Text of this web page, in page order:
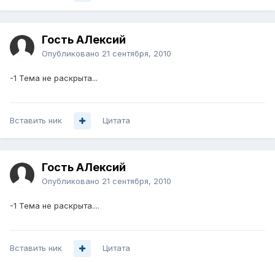
Гость АЛексий
Опубликовано 21 сентября, 2010
-1 Тема не раскрыта...
Вставить ник Цитата
Гость АЛексий
Опубликовано 21 сентября, 2010
-1 Тема не раскрыта....
Вставить ник Цитата